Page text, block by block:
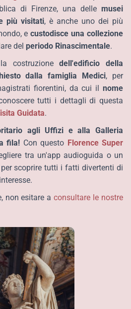
di Firenze, una delle musei
più visitati, è anche uno dei più
ecustodisce una collezione
del periodo Rinascimentale.
costruzionedell'edificio della
dalla famiglia Medici, per
fiorentini, da cui il nome
tutti i dettagli di questa
Guidata.
agli Uffizi e alla Galleria
fila! Con questo Florence Super
tra un'app audioguida o un
scoprire tutti i fatti divertenti di
non esitare aconsultare le nostre